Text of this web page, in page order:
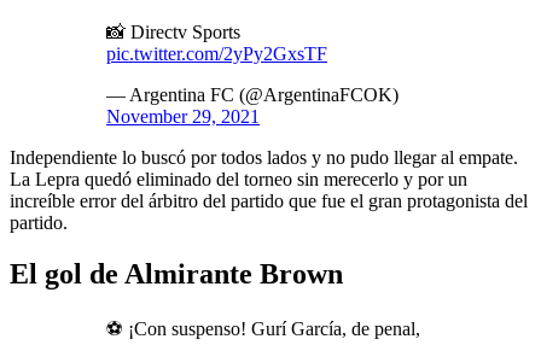
📸 Directv Sports
pic.twitter.com/2yPy2GxsTF
— Argentina FC (@ArgentinaFCOK)
November 29, 2021
Independiente lo buscó por todos lados y no pudo llegar al empate.
La Lepra quedó eliminado del torneo sin merecerlo y por un
increíble error del árbitro del partido que fue el gran protagonista del
partido.
El gol de Almirante Brown
⚽️ ¡Con suspenso! Gurí García, de penal,